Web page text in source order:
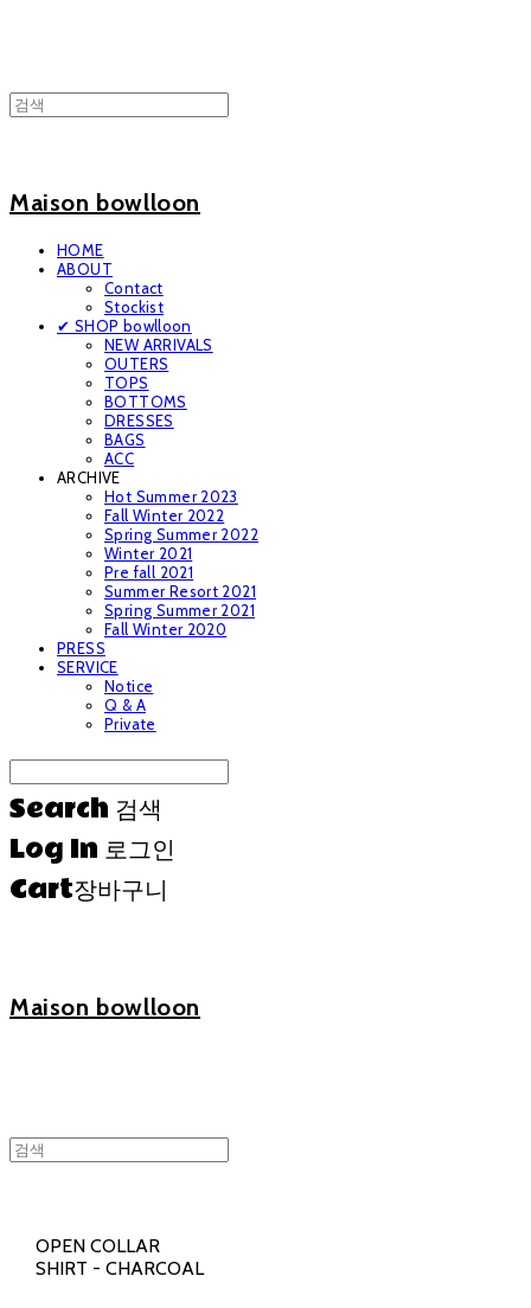
Maison bowlloon
HOME
ABOUT
Contact
Stockist
✔ SHOP bowlloon
NEW ARRIVALS
OUTERS
TOPS
BOTTOMS
DRESSES
BAGS
ACC
ARCHIVE
Hot Summer 2023
Fall Winter 2022
Spring Summer 2022
Winter 2021
Pre fall 2021
Summer Resort 2021
Spring Summer 2021
Fall Winter 2020
PRESS
SERVICE
Notice
Q & A
Private
Search 검색
Log In 로그인
Cart장바구니
Maison bowlloon
OPEN COLLAR
SHIRT - CHARCOAL